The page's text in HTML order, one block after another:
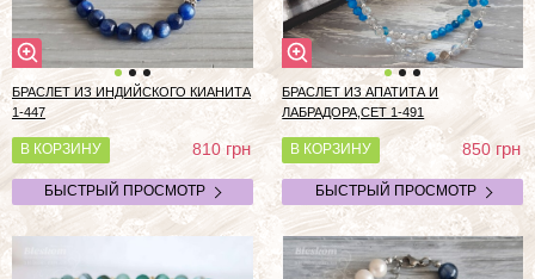
БРАСЛЕТ ИЗ ИНДИЙСКОГО КИАНИТА
1-447
В КОРЗИНУ 810грн
БЫСТРЫЙ ПРОСМОТР
БРАСЛЕТ ИЗ АПАТИТА И
ЛАБРАДОРА,СЕТ 1-491
В КОРЗИНУ 850грн
БЫСТРЫЙ ПРОСМОТР